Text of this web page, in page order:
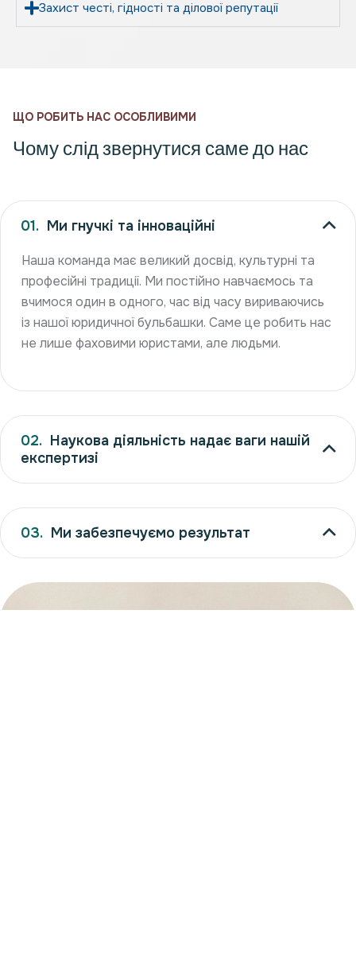
Захист честі, гідності та ділової репутації
ЩО РОБИТЬ НАС ОСОБЛИВИМИ
Чому слід звернутися саме до нас
01. Ми гнучкі та інноваційні
Наша команда має великий досвід, культурні та
професійні традиції. Ми постійно навчаємось та
вчимося один в одного, час від часу вириваючись
із нашої юридичної бульбашки. Саме це робить нас
не лише фаховими юристами, але людьми.
02. Наукова діяльність надає ваги нашій
експертизі
03. Ми забезпечуємо результат